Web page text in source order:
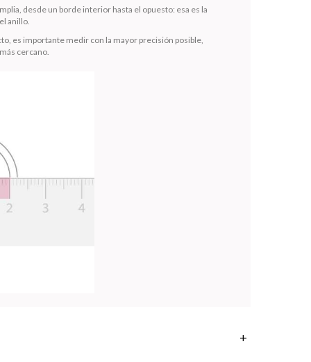
desde un borde interior hasta el opuesto: esa es la
anillo.
es importante medir con la mayor precisión posible,
cercano.